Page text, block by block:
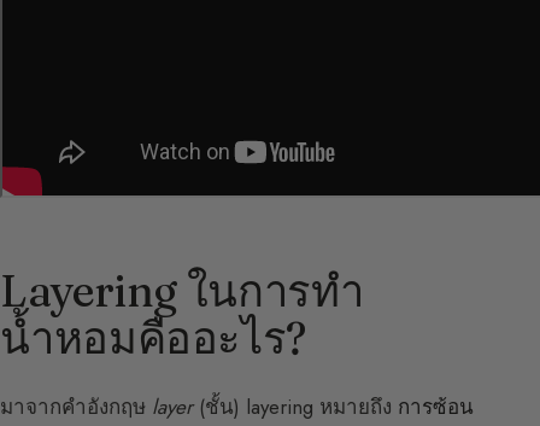
Layering ในการทำ
น้ำหอมคืออะไร?
มาจากคำอังกฤษ layer(ชั้น) layering หมายถึง การซ้อน